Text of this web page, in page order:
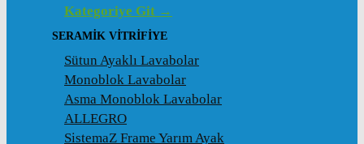
Kategoriye Git →
SERAMIK VITRIFIYE
Sütun Ayaklı Lavabolar
Monoblok Lavabolar
Asma Monoblok Lavabolar
ALLEGRO
SistemaZ Frame Yarım Ayak